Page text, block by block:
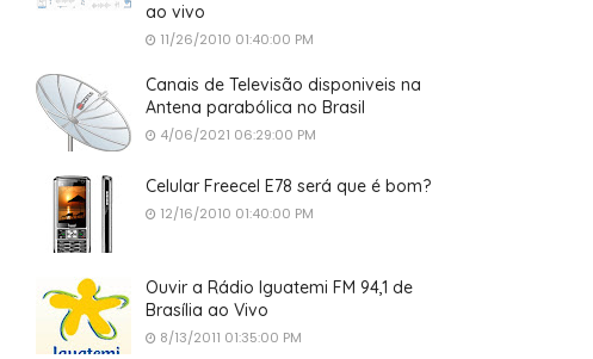
ao vivo
11/26/2010 01:40:00 PM
Canais de Televisão disponiveis na
Antena parabólica no Brasil
4/06/2021 06:29:00 PM
Celular Freecel E78 será que é bom?
12/16/2010 01:40:00 PM
Ouvir a Rádio Iguatemi FM 94,1 de
Brasília ao Vivo
8/13/2011 01:35:00 PM